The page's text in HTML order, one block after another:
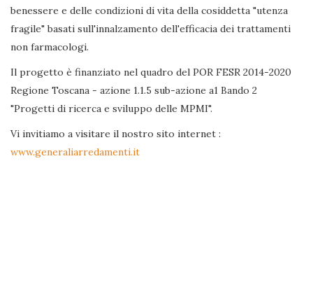
benessere e delle condizioni di vita della cosiddetta "utenza
fragile" basati sull'innalzamento dell'efficacia dei trattamenti
non farmacologi.
Il progetto è finanziato nel quadro del POR FESR 2014-2020
Regione Toscana - azione 1.1.5 sub-azione a1 Bando 2
"Progetti di ricerca e sviluppo delle MPMI".
Vi invitiamo a visitare il nostro sito internet :
www.generaliarredamenti.it